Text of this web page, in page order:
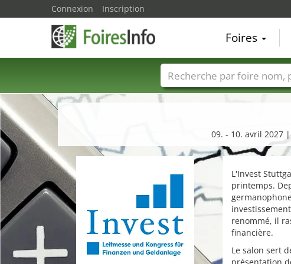
09. - 10. avril 2027
L'Invest
printemps.
renommé, il
financière.
Le salon sert
Connexion Inscription
Foires
Foire noms Pays